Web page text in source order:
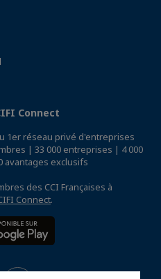
Connect
1er réseau privé d'entreprises
| 33 000 entreprises | 4 000
avantages exclusifs
des CCI Françaises à
Connect.